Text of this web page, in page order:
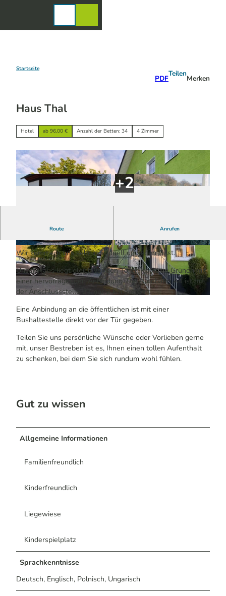
Startseite
PDF
Teilen
Merken
Haus Thal
Hotel ab 96,00 € Anzahl der Betten: 34 4 Zimmer
M
G
7
8
1
F
o
t
o
w
n
s
c
h
e
0
F
o
t
o
w
n
s
c
h
e
Route Anrufen
Wir kümmern uns sehr individuell um jeden Gast.
Unser Haus liegt gleich vor den Toren Kölns im Grünen mit
einer hervorragenden Anbindung. Die Autobahn A4 ist mit
der Anschlussstelle 21 nur 2 km entfernt.
Eine Anbindung an die öffentlichen ist mit einer
Bushaltestelle direkt vor der Tür gegeben.
Teilen Sie uns persönliche Wünsche oder Vorlieben gerne
mit, unser Bestreben ist es, Ihnen einen tollen Aufenthalt
zu schenken, bei dem Sie sich rundum wohl fühlen.
Gut zu wissen
Allgemeine Informationen
Familienfreundlich
Kinderfreundlich
Liegewiese
Kinderspielplatz
Sprachkenntnisse
Deutsch, Englisch, Polnisch, Ungarisch